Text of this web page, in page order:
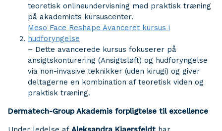
teoretisk onlineundervisning med praktisk træning
på akademiets kursuscenter.
Meso Face Reshape Avanceret kursus i
hudforyngelse
– Dette avancerede kursus fokuserer på
ansigtskonturering (Ansigtsløft) og hudforyngelse
via non-invasive teknikker (uden kirugi) og giver
deltagerne en kombination af teoretisk viden og
praktisk træning.
Dermatech-Group Akademis forpligtelse til excellence